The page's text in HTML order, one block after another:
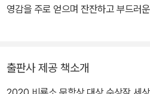
영감을 주로 얻으며 잔잔하고 부드러
출판사 제공 책소개